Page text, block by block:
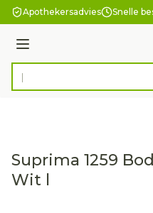
Ga naar de inhoud
Apothekersadvies Snelle
Menu
Product, merk, categorie...
Suprima 1259
Wit l